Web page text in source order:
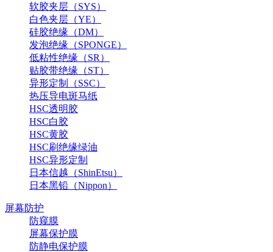
软胶夹层（SYS）
白色夹层（YE）
硅胶绝缘（DM）
发泡绝缘（SPONGE）
低粘性绝缘（SR）
贴胶带绝缘（ST）
异形定制（SSC）
热压导电斑马纸
HSC透明胶
HSC白胶
HSC黄胶
HSC刷绝缘绿油
HSC异形定制
日本信越（ShinEtsu）
日本黑铅（Nippon）
屏幕防护
防窥膜
屏幕保护膜
防静电保护膜